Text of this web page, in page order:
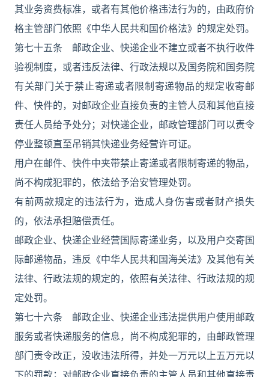
其业务资费标准，或者有其他价格违法行为的，由政府价
格主管部门依照《中华人民共和国价格法》的规定处罚。
第七十五条 邮政企业、快递企业不建立或者不执行收件
验视制度，或者违反法律、行政法规以及国务院和国务院
有关部门关于禁止寄递或者限制寄递物品的规定收寄邮
件、快件的，对邮政企业直接负责的主管人员和其他直接
责任人员给予处分；对快递企业，邮政管理部门可以责令
停业整顿直至吊销其快递业务经营许可证。
用户在邮件、快件中夹带禁止寄递或者限制寄递的物品，
尚不构成犯罪的，依法给予治安管理处罚。
有前两款规定的违法行为，造成人身伤害或者财产损失
的，依法承担赔偿责任。
邮政企业、快递企业经营国际寄递业务，以及用户交寄国
际邮递物品，违反《中华人民共和国海关法》及其他有关
法律、行政法规的规定的，依照有关法律、行政法规的规
定处罚。
第七十六条 邮政企业、快递企业违法提供用户使用邮政
服务或者快递服务的信息，尚不构成犯罪的，由邮政管理
部门责令改正，没收违法所得，并处一万元以上五万元以
下的罚款；对邮政企业直接负责的主管人员和其他直接责